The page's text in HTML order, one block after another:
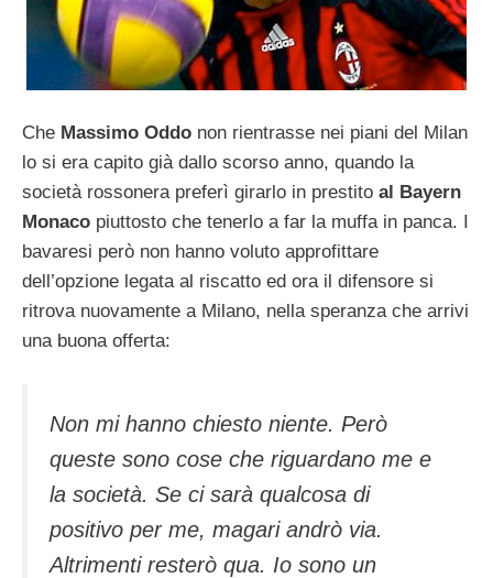
Che Massimo Oddo non rientrasse nei piani del Milan
lo si era capito già dallo scorso anno, quando la
società rossonera preferì girarlo in prestito al Bayern
Monaco piuttosto che tenerlo a far la muffa in panca. I
bavaresi però non hanno voluto approfittare
dell’opzione legata al riscatto ed ora il difensore si
ritrova nuovamente a Milano, nella speranza che arrivi
una buona offerta:
Non mi hanno chiesto niente. Però
queste sono cose che riguardano me e
la società. Se ci sarà qualcosa di
positivo per me, magari andrò via.
Altrimenti resterò qua. Io sono un